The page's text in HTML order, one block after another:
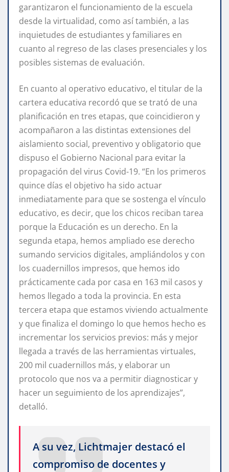
garantizaron el funcionamiento de la escuela
desde la virtualidad, como así también, a las
inquietudes de estudiantes y familiares en
cuanto al regreso de las clases presenciales y los
posibles sistemas de evaluación.
En cuanto al operativo educativo, el titular de la
cartera educativa recordó que se trató de una
planificación en tres etapas, que coincidieron y
acompañaron a las distintas extensiones del
aislamiento social, preventivo y obligatorio que
dispuso el Gobierno Nacional para evitar la
propagación del virus Covid-19. “En los primeros
quince días el objetivo ha sido actuar
inmediatamente para que se sostenga el vínculo
educativo, es decir, que los chicos reciban tarea
porque la Educación es un derecho. En la
segunda etapa, hemos ampliado ese derecho
sumando servicios digitales, ampliándolos y con
los cuadernillos impresos, que hemos ido
prácticamente cada por casa en 163 mil casos y
hemos llegado a toda la provincia. En esta
tercera etapa que estamos viviendo actualmente
y que finaliza el domingo lo que hemos hecho es
incrementar los servicios previos: más y mejor
llegada a través de las herramientas virtuales,
200 mil cuadernillos más, y elaborar un
protocolo que nos va a permitir diagnosticar y
hacer un seguimiento de los aprendizajes”,
detalló.
A su vez, Lichtmajer destacó el
compromiso de docentes y